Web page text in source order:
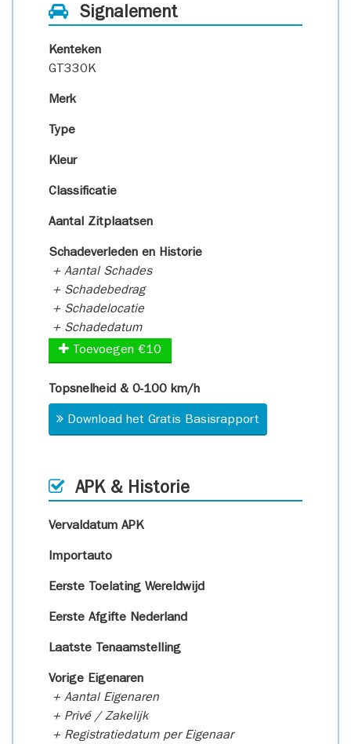
Signalement
Kenteken
GT330K
Merk
Type
Kleur
Classificatie
Aantal Zitplaatsen
Schadeverleden en Historie
+ Aantal Schades
+ Schadebedrag
+ Schadelocatie
+ Schadedatum
Toevoegen €10
Topsnelheid & 0-100 km/h
Download het Gratis Basisrapport
APK & Historie
Vervaldatum APK
Importauto
Eerste Toelating Wereldwijd
Eerste Afgifte Nederland
Laatste Tenaamstelling
Vorige Eigenaren
+ Aantal Eigenaren
+ Privé / Zakelijk
+ Registratiedatum per Eigenaar